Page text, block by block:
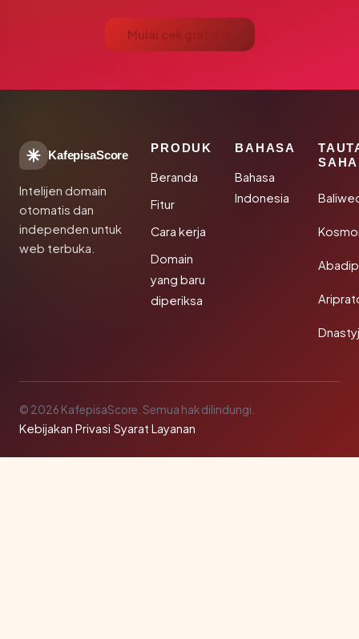
Mulai cek gratis →
KafepisaScore
Intelijen domain
otomatis dan
independen untuk
web terbuka.
PRODUK
Beranda
Fitur
Cara kerja
Domain
yang baru
diperiksa
BAHASA
Bahasa
Indonesia
© 2026 KafepisaScore. Semua hak dilindungi.
Kebijakan Privasi·Syarat Layanan